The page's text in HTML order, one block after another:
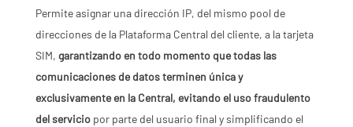
Permite asignar una dirección IP, del mismo pool de
direcciones de la Plataforma Central del cliente, a la tarjeta
SIM, garantizando en todo momento que todas las
comunicaciones de datos terminen única y
exclusivamente en la Central, evitando el uso fraudulento
del serviciopor parte del usuario final y simplificando el